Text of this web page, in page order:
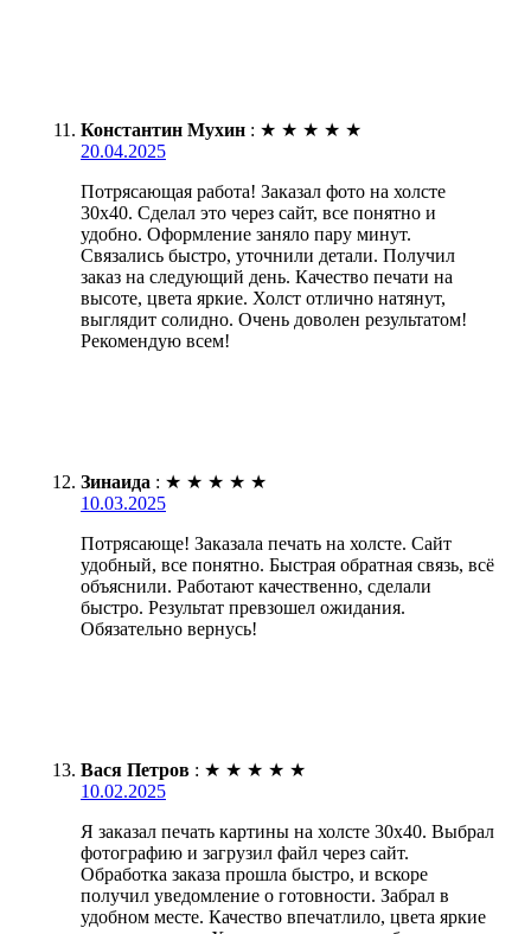
Константин Мухин : ★ ★ ★ ★ ★
20.04.2025
Потрясающая работа! Заказал фото на холсте
30х40. Сделал это через сайт, все понятно и
удобно. Оформление заняло пару минут.
Связались быстро, уточнили детали. Получил
заказ на следующий день. Качество печати на
высоте, цвета яркие. Холст отлично натянут,
выглядит солидно. Очень доволен результатом!
Рекомендую всем!
Зинаида : ★ ★ ★ ★ ★
10.03.2025
Потрясающе! Заказала печать на холсте. Сайт
удобный, все понятно. Быстрая обратная связь, всё
объяснили. Работают качественно, сделали
быстро. Результат превзошел ожидания.
Обязательно вернусь!
Вася Петров : ★ ★ ★ ★ ★
10.02.2025
Я заказал печать картины на холсте 30х40. Выбрал
фотографию и загрузил файл через сайт.
Обработка заказа прошла быстро, и вскоре
получил уведомление о готовности. Забрал в
удобном месте. Качество впечатлило, цвета яркие